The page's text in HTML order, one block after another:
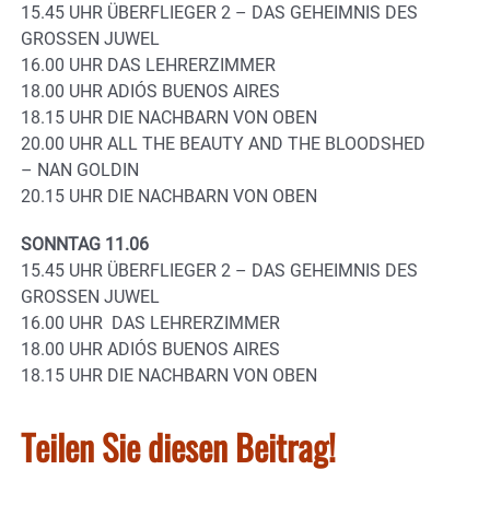
15.45 UHR ÜBERFLIEGER 2 – DAS GEHEIMNIS DES
GROSSEN JUWEL
16.00 UHR DAS LEHRERZIMMER
18.00 UHR ADIÓS BUENOS AIRES
18.15 UHR DIE NACHBARN VON OBEN
20.00 UHR ALL THE BEAUTY AND THE BLOODSHED
– NAN GOLDIN
20.15 UHR DIE NACHBARN VON OBEN
SONNTAG 11.06
15.45 UHR ÜBERFLIEGER 2 – DAS GEHEIMNIS DES
GROSSEN JUWEL
16.00 UHR DAS LEHRERZIMMER
18.00 UHR ADIÓS BUENOS AIRES
18.15 UHR DIE NACHBARN VON OBEN
Teilen Sie diesen Beitrag!